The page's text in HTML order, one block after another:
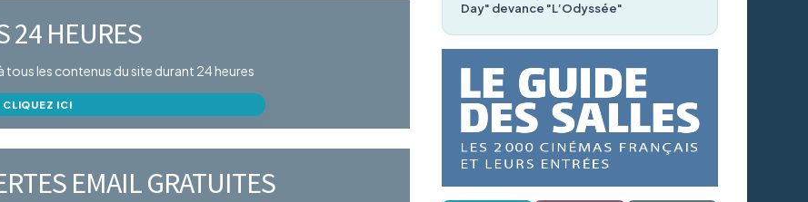
24 HEURES
tous les contenus du site durant 24 heures
CLIQUEZ ICI
EMAIL GRATUITES
Day" devance "L’Odyssée"